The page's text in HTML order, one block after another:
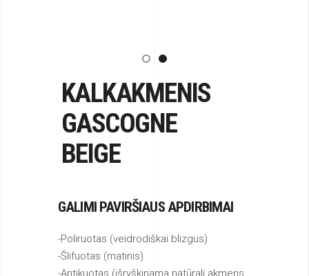
KALKAKMENIS
GASCOGNE
BEIGE
GALIMI PAVIRŠIAUS APDIRBIMAI
-Šlifuotas (matinis)
struktūra)